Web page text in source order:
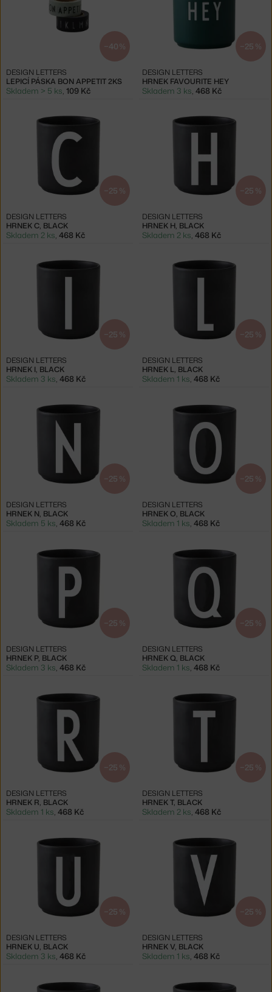
−40 %
LEPICÍ PÁSKA BON APPETIT 2KS
DESIGN LETTERS
Skladem > 5 ks 109 Kč
−25 %
HRNEK FAVOURITE HEY
DESIGN LETTERS
Skladem 3 ks 468 Kč
−25 %
HRNEK C, BLACK
DESIGN LETTERS
Skladem 2 ks 468 Kč
−25 %
HRNEK H, BLACK
DESIGN LETTERS
Skladem 2 ks 468 Kč
−25 %
HRNEK I, BLACK
DESIGN LETTERS
Skladem 3 ks, 468 Kč
−25 %
HRNEK L, BLACK
DESIGN LETTERS
Skladem 1 ks, 468 Kč
−25 %
HRNEK N, BLACK
DESIGN LETTERS
Skladem 5 ks, 468 Kč
−25 %
HRNEK O, BLACK
DESIGN LETTERS
Skladem 1 ks, 468 Kč
−25 %
HRNEK P, BLACK
DESIGN LETTERS
Skladem 3 ks, 468 Kč
−25 %
HRNEK Q, BLACK
DESIGN LETTERS
Skladem 1 ks, 468 Kč
−25 %
HRNEK R, BLACK
DESIGN LETTERS
Skladem 1 ks, 468 Kč
−25 %
HRNEK T, BLACK
DESIGN LETTERS
Skladem 2 ks, 468 Kč
−25 %
HRNEK U, BLACK
DESIGN LETTERS
Skladem 3 ks, 468 Kč
−25 %
HRNEK V, BLACK
DESIGN LETTERS
Skladem 1 ks, 468 Kč